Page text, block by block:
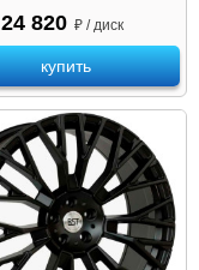
24 820 ₽ / диск
купить